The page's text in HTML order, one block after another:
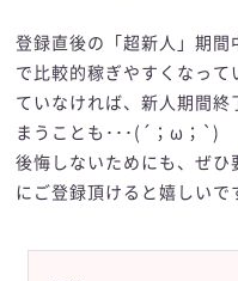
登録直後の「超新人」期間
で比較的稼ぎやすくなって
ていなければ、新人期間終
まうことも･･･(´；ω；`)
後悔しないためにも、ぜひ
にご登録頂けると嬉しいで